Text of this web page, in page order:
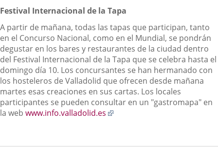
Festival Internacional de la Tapa
A partir de mañana, todas las tapas que participan, tanto
en el Concurso Nacional, como en el Mundial, se pondrán
degustar en los bares y restaurantes de la ciudad dentro
del Festival Internacional de la Tapa que se celebra hasta el
domingo día 10. Los concursantes se han hermanado con
los hosteleros de Valladolid que ofrecen desde mañana
martes esas creaciones en sus cartas. Los locales
participantes se pueden consultar en un "gastromapa" en
la web www.info.valladolid.es
aplicación